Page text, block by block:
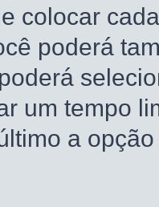
colocar
poderá
um tempo
a